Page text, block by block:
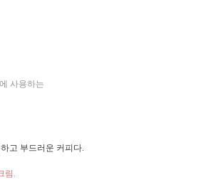
사용하는
고 부드러운 커피다.
림.